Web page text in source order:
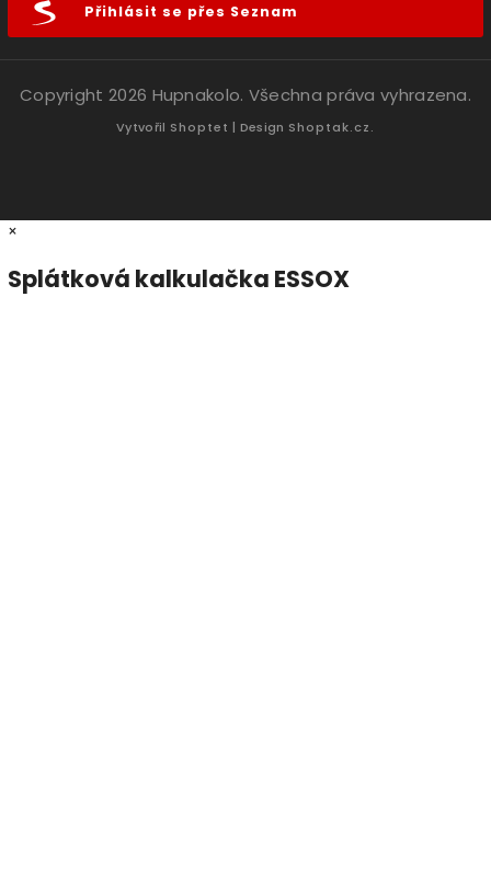
Přihlásit se přes Seznam
Copyright 2026 Hupnakolo. Všechna práva vyhrazena.
Vytvořil Shoptet | Design Shoptak.cz.
×
Splátková kalkulačka ESSOX